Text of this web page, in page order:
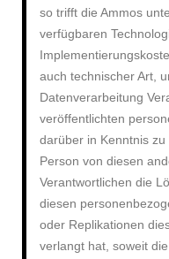
so trifft die Ammos
verfügbaren
auch technischer Art,
Datenverarbeitung
veröffentlichten
darüber in Kenntnis
Person von diesen
Verantwortlichen die
diesen
oder Replikationen
verlangt hat, soweit